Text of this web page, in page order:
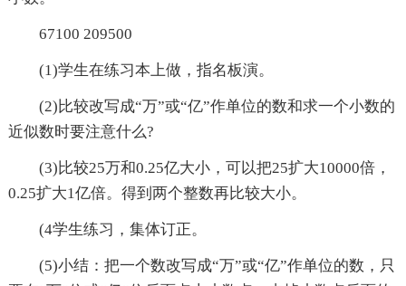
67100 209500
(1)学生在练习本上做，指名板演。
(2)比较改写成“万”或“亿”作单位的数和求一个小数的
近似数时要注意什么?
(3)比较25万和0.25亿大小，可以把25扩大10000倍，
0.25扩大1亿倍。得到两个整数再比较大小。
(4学生练习，集体订正。
(5)小结：把一个数改写成“万”或“亿”作单位的数，只